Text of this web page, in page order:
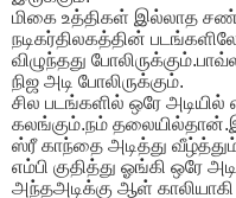
மிகை உத்திகள் இல்லாத
நடிகர்திலகத்தின்
விழுந்தது
நிஜ அடி போலிருக்கும்.
சில படங்களில் ஒரே அடியில்
கலங்கும்.நம்
ஸ்ரீ காந்தை அடித்து
எம்பி குதித்து ஓங்கி ஒரே
அந்தஅடிக்கு ஆள்